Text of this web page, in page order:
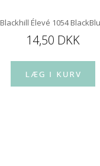
Blackhill Élevé 1054
14,50 DKK